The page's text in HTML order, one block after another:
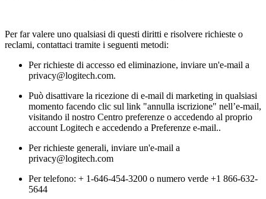
Per far valere uno qualsiasi di questi diritti e risolvere richieste o
reclami, contattaci tramite i seguenti metodi:
Per richieste di accesso ed eliminazione, inviare un'e-mail a
privacy@logitech.com.
Può disattivare la ricezione di e-mail di marketing in qualsiasi
momento facendo clic sul link "annulla iscrizione" nell’e-mail,
visitando il nostro Centro preferenze o accedendo al proprio
account Logitech e accedendo a Preferenze e-mail..
Per richieste generali, inviare un'e-mail a
privacy@logitech.com
Per telefono: + 1-646-454-3200 o numero verde +1 866-632-
5644